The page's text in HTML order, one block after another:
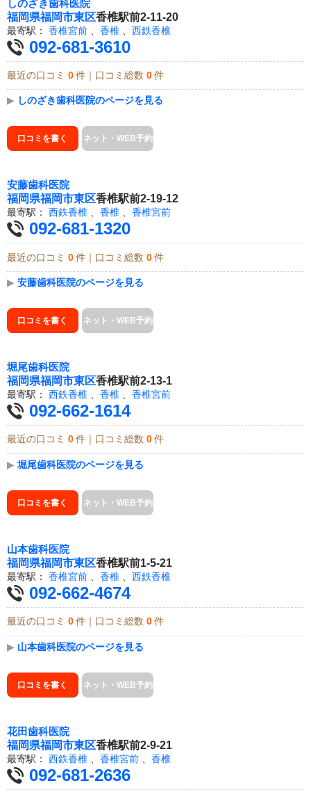
しのざき歯科医院
福岡県福岡市東区香椎駅前2-11-20
最寄駅： 香椎宮前 香椎 西鉄香椎
092-681-3610
最近の口コミ 0 件｜口コミ総数 0 件
▶ しのざき歯科医院のページを見る
口コミを書く ネット・WEB予約
安藤歯科医院
福岡県福岡市東区香椎駅前2-19-12
最寄駅： 西鉄香椎 、 香椎 、 香椎宮前
092-681-1320
最近の口コミ 0 件｜口コミ総数 0 件
▶ 安藤歯科医院のページを見る
口コミを書く ネット・WEB予約
堀尾歯科医院
福岡県福岡市東区香椎駅前2-13-1
最寄駅： 西鉄香椎 香椎 香椎宮前
092-662-1614
最近の口コミ 0 件｜口コミ総数 0 件
▶ 堀尾歯科医院のページを見る
口コミを書く ネット・WEB予約
山本歯科医院
福岡県福岡市東区香椎駅前1-5-21
最寄駅： 香椎宮前 香椎 西鉄香椎
092-662-4674
最近の口コミ 0 件｜口コミ総数 0 件
▶ 山本歯科医院のページを見る
口コミを書く ネット・WEB予約
花田歯科医院
福岡県福岡市東区香椎駅前2-9-21
最寄駅： 西鉄香椎 香椎宮前 香椎
092-681-2636